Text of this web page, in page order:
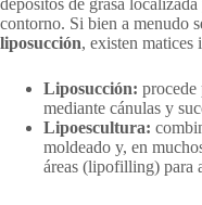
contorno. Si bien a menudo
liposucción, existen matices
Liposucción: procede
mediante cánulas y
Lipoescultura:
moldeado y, en
áreas (lipofilling) para